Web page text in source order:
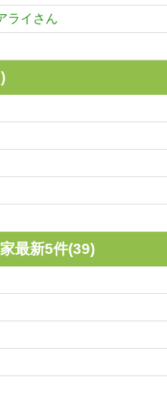
ライさん
最新5件(39)